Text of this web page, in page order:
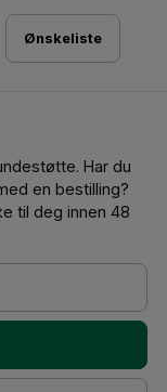
Ønskeliste
Har du
en bestilling?
til deg innen 48